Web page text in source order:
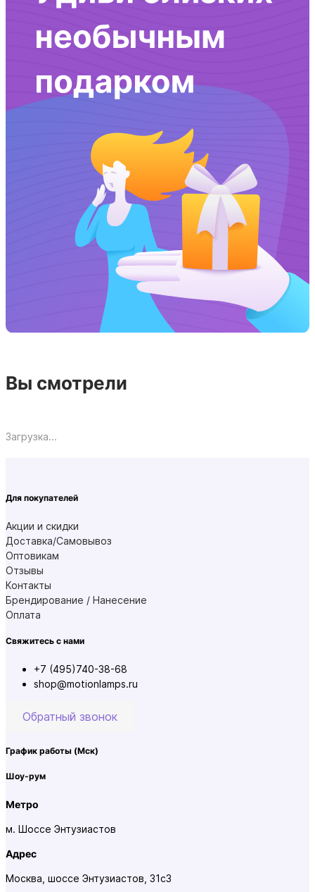
Вы смотрели
Загрузка...
Для покупателей
Акции и скидки
Доставка/Самовывоз
Оптовикам
Отзывы
Контакты
Брендирование / Нанесение
Оплата
Свяжитесь с нами
+7 (495)740-38-68
shop@motionlamps.ru
Обратный звонок
График работы (Мск)
Шоу-рум
Метро
м. Шоссе Энтузиастов
Адрес
Москва, шоссе Энтузиастов, 31с3